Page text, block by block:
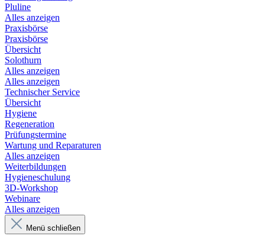
Pluline
Alles anzeigen
Praxisbörse
Praxisbörse
Übersicht
Solothurn
Alles anzeigen
Alles anzeigen
Technischer Service
Übersicht
Hygiene
Regeneration
Prüfungstermine
Wartung und Reparaturen
Alles anzeigen
Weiterbildungen
Hygieneschulung
3D-Workshop
Webinare
Alles anzeigen
Menü schließen